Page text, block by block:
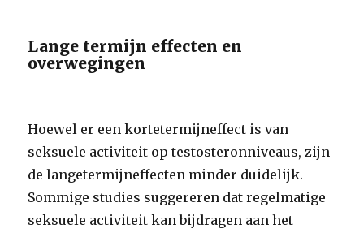
Lange termijn effecten en
overwegingen
Hoewel er een kortetermijneffect is van
seksuele activiteit op testosteronniveaus, zijn
de langetermijneffecten minder duidelijk.
Sommige studies suggereren dat regelmatige
seksuele activiteit kan bijdragen aan het